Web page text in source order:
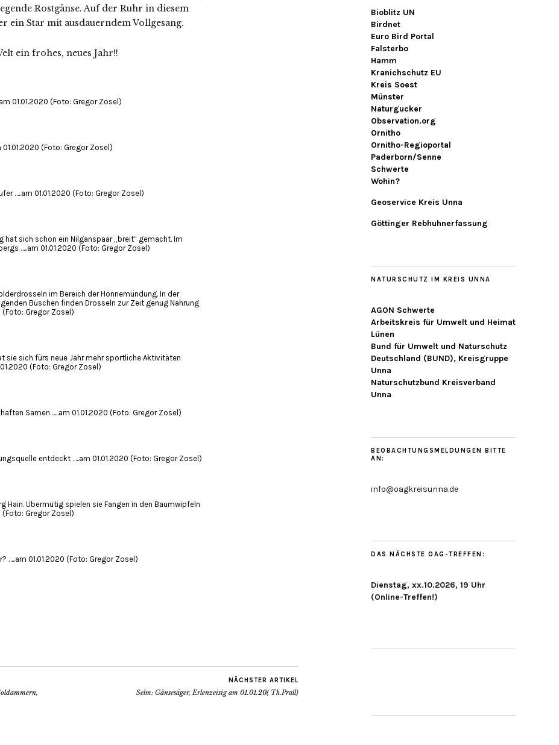
Rostgänse. Auf der Ruhr in diesem
ein Star mit ausdauerndem Vollgesang.
ein frohes, neues Jahr!!
01.01.2020 (Foto: Gregor Zosel)
(Foto: Gregor Zosel)
…..am 01.01.2020 (Foto: Gregor Zosel)
sich schon ein Nilganspaar „breit“ gemacht. Im
…..am 01.01.2020 (Foto: Gregor Zosel)
im Bereich der Hönnemündung. In der
Büschen finden Drosseln zur Zeit genug Nahrung
(Foto: Gregor Zosel)
sie sich fürs neue Jahr mehr sportliche Aktivitäten
(Foto: Gregor Zosel)
Samen …..am 01.01.2020 (Foto: Gregor Zosel)
entdeckt …..am 01.01.2020 (Foto: Gregor Zosel)
Hain. Übermütig spielen sie Fangen in den Baumwipfeln
(Foto: Gregor Zosel)
…..am 01.01.2020 (Foto: Gregor Zosel)
NÄCHSTER ARTIKEL
Selm: Gänsesäger, Erlenzeisig am 01.01.20( Th.Prall)
Bioblitz UN
Birdnet
Euro Bird Portal
Falsterbo
Hamm
Kranichschutz EU
Kreis Soest
Münster
Naturgucker
Observation.org
Ornitho
Ornitho-Regioportal
Paderborn/Senne
Schwerte
Wohin?
Geoservice Kreis Unna
Göttinger Rebhuhnerfassung
NATURSCHUTZ IM KREIS UNNA
AGON Schwerte
Arbeitskreis für Umwelt und Heimat
Lünen
Bund für Umwelt und Naturschutz
Deutschland (BUND), Kreisgruppe
Unna
Naturschutzbund Kreisverband
Unna
BEOBACHTUNGSMELDUNGEN BITTE
AN:
info@oagkreisunna.de
DAS NÄCHSTE OAG-TREFFEN:
Dienstag, xx.10.2026, 19 Uhr
(Online-Treffen!)